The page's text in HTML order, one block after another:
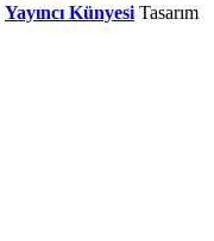
Yayıncı Künyesi Tasarım